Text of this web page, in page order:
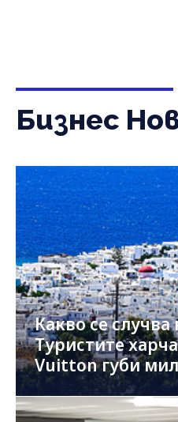
Бизнес
Какво се
Туристите
Vuitton губи